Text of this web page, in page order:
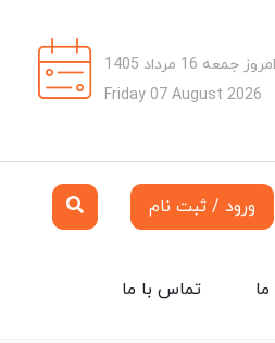
امروز جمعه 16 مرداد 1405
Friday 07 August 2026
ورود / ثبت نام
تماس با ما ما